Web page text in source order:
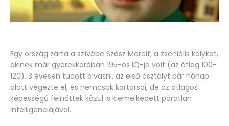
Egy ország zárta a szívébe Szász Marcit, a zseniális kölyköt,
akinek már gyerekkorában 195-ös IQ-ja volt (az átlag 100-
120), 3 évesen tudott olvasni, az első osztályt pár hónap
alatt végezte el, és nemcsak kortársai, de az átlagos
képességű felnőttek közül is kiemelkedett páratlan
intelligenciájával.